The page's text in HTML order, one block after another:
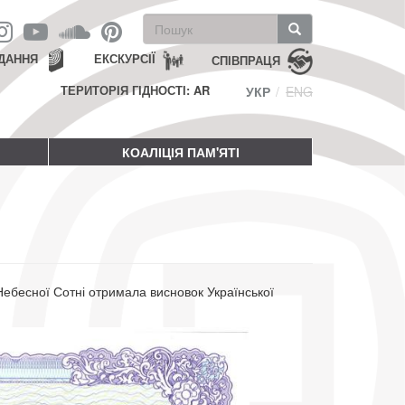
Пошукова
форма
Пошук СПІВПРАЦЯ
ЕКСКУРСІЇ
ТЕРИТОРІЯ ГІДНОСТІ: AR
УКР ENG
КОАЛІЦІЯ ПАМ'ЯТІ
Сотні отримала висновок Української